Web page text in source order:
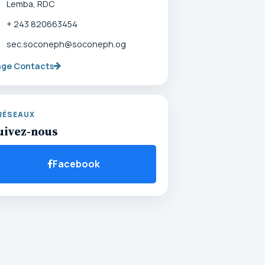
Lemba, RDC
+ 243 820663454
sec.soconeph@soconeph.og
Contacts
nous
Facebook